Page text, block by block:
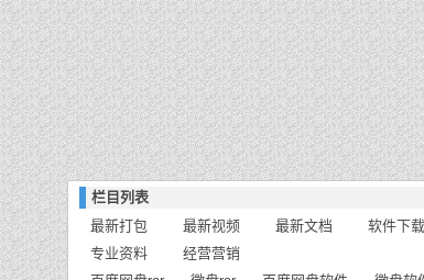
栏目列表
最新打包
最新视频 最新文档 软件下载
专业资料
经营营销